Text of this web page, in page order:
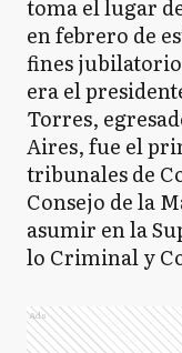
toma el lugar
en febrero de
fines
era el
Torres,
Aires, fue el
tribunales de
Consejo de la
asumir en la
lo Criminal y
Ads